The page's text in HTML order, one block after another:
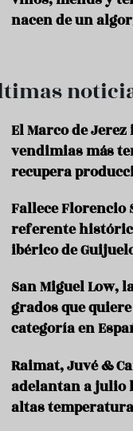
nacen de un
El Marco de
vendimias más
recupera
Fallece Florencio
referente
ibérico de
San Miguel Low,
grados que
categoría en
Raimat, Juvé &
adelantan a julio
altas